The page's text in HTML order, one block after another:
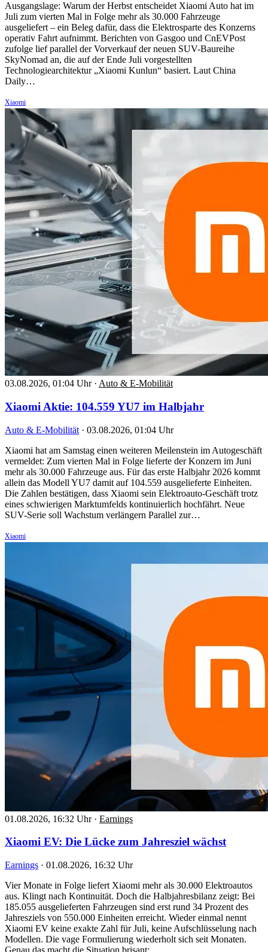
Ausgangslage: Warum der Herbst entscheidet Xiaomi Auto hat im
Juli zum vierten Mal in Folge mehr als 30.000 Fahrzeuge
ausgeliefert – ein Beleg dafür, dass die Elektrosparte des Konzerns
operativ Fahrt aufnimmt. Berichten von Gasgoo und CnEVPost
zufolge lief parallel der Vorverkauf der neuen SUV-Baureihe
SkyNomad an, die auf der Ende Juli vorgestellten
Technologiearchitektur „Xiaomi Kunlun“ basiert. Laut China
Daily…
Xiaomi
03.08.2026, 01:04 Uhr · Auto & E-Mobilität
Xiaomi Aktie: 104.559 YU7 im Halbjahr
Auto & E-Mobilität · 03.08.2026, 01:04 Uhr
Xiaomi hat am Samstag einen weiteren Meilenstein im Autogeschäft
vermeldet: Zum vierten Mal in Folge lieferte der Konzern im Juni
mehr als 30.000 Fahrzeuge aus. Für das erste Halbjahr 2026 kommt
allein das Modell YU7 damit auf 104.559 ausgelieferte Einheiten.
Die Zahlen bestätigen, dass Xiaomi sein Elektroauto-Geschäft trotz
eines schwierigen Marktumfelds kontinuierlich hochfährt. Neue
SUV-Serie soll Wachstum verlängern Parallel zur…
Xiaomi
01.08.2026, 16:32 Uhr · Earnings
Xiaomi EV: Die Lücke zum Jahresziel wächst
Earnings · 01.08.2026, 16:32 Uhr
Vier Monate in Folge liefert Xiaomi mehr als 30.000 Elektroautos
aus. Klingt nach Kontinuität. Doch die Halbjahresbilanz zeigt: Bei
185.055 ausgelieferten Fahrzeugen sind erst rund 34 Prozent des
Jahresziels von 550.000 Einheiten erreicht. Wieder einmal nennt
Xiaomi EV keine exakte Zahl für Juli, keine Aufschlüsselung nach
Modellen. Die vage Formulierung wiederholt sich seit Monaten.
Genau das macht die Situation brisant:…